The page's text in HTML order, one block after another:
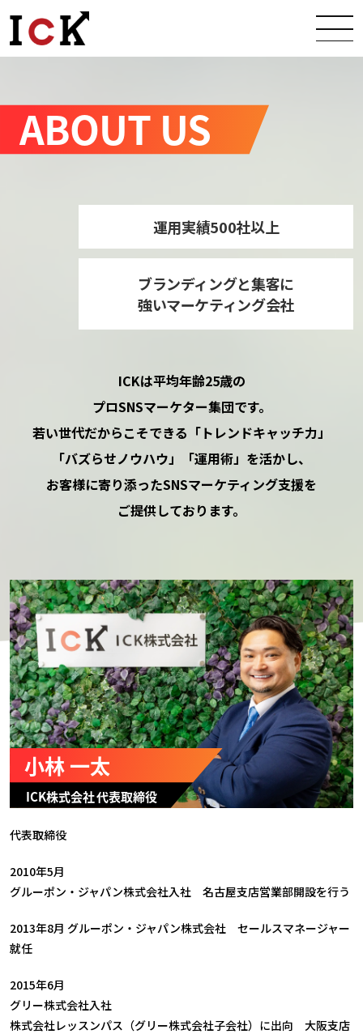
運用実績500社以上
ブランディングと集客に
強いマーケティング会社
ICKは平均年齢25歳の
プロSNSマーケター集団です。
若い世代だからこそできる 「トレンドキャッチ力」
「バズらせノウハウ」「運用術」を活かし、
お客様に寄り添ったSNSマーケティング支援を
ご提供しております。
代表取締役
2010年5月
グルーポン・ジャパン株式会社入社 名古屋支店営業部開設を行う
2013年8月 グルーポン・ジャパン株式会社 セールスマネージャー
就任
2015年6月
グリー株式会社入社
株式会社レッスンパス（グリー株式会社子会社）に出向 大阪支店